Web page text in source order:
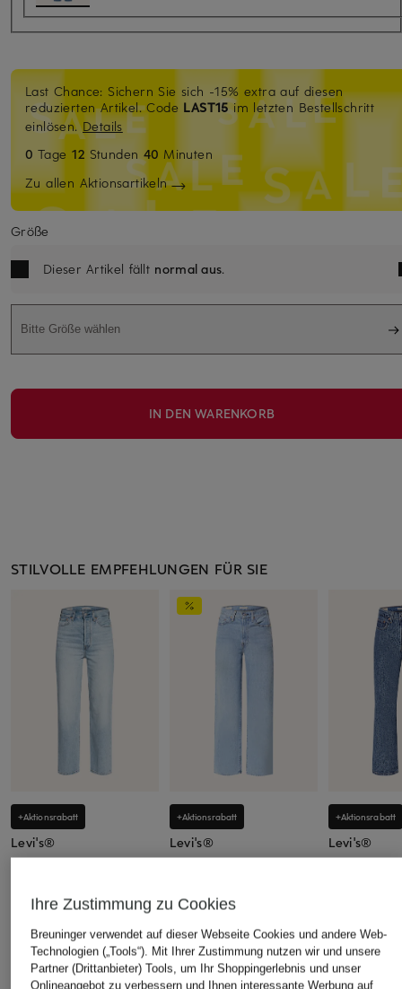
Last Chance: Sichern Sie sich -15% extra auf diesen
reduzierten Artikel. Code LAST15im letzten Bestellschritt
einlösen.Details
0 Tage12 Stunden 40 Minuten
Zu allen Aktionsartikeln
Größe
Dieser Artikel fällt normal aus.
Bitte Größe wählen
IN DEN WARENKORB
STILVOLLE EMPFEHLUNGEN FÜR SIE
+Aktionsrabatt
Levi's®
Bestpreis:67,99 €
Ursprünglich:129,95 €
+Aktionsrabatt
Levi's®
Bestpreis:129,99 €
+Aktionsrabatt
Levi's®
Bestpreis:
Ursprünglich:
Ihre Zustimmung zu Cookies
Breuninger verwendet auf dieser Webseite Cookies und andere Web-
Technologien („Tools“). Mit Ihrer Zustimmung nutzen wir und unsere
Partner (Drittanbieter) Tools, um Ihr Shoppingerlebnis und unser
Onlineangebot zu verbessern und Ihnen interessante Werbung auf